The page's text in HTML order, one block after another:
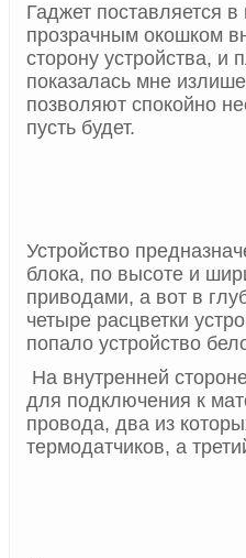
Гаджет поставляется
прозрачным окошком
сторону устройства, и
показалась мне
позволяют спокойно
пусть будет.
Устройство
блока, по высоте и
приводами, а вот в
четыре расцветки
попало устройство
На внутренней
для подключения к
провода, два из
термодатчиков, а